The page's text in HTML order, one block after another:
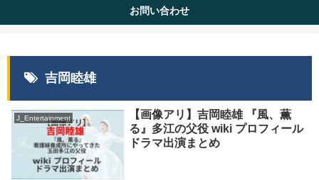
お問い合わせ
吉岡睦雄
J_Entertainment
【画像アリ】吉岡睦雄 『風、薫
る』多江の父役 wiki プロフィール
ドラマ出演まとめ